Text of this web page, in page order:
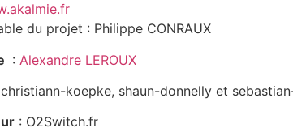
du projet : Philippe CONRAUX
: Alexandre LEROUX
koepke, shaun-donnelly et
: O2Switch.fr